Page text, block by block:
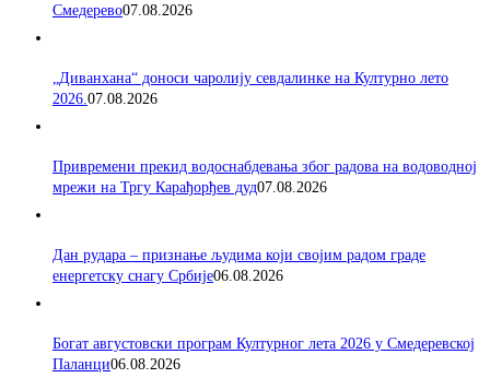
Смедерево07.08.2026
„Диванхана“ доноси чаролију севдалинке на Културно лето
2026. 07.08.2026
Привремени прекид водоснабдевања због радова на водоводној
мрежи на Тргу Карађорђев дуд07.08.2026
Дан рудара – признање људима који својим радом граде
енергетску снагу Србије06.08.2026
Богат августовски програм Културног лета 2026 у Смедеревској
Паланци06.08.2026